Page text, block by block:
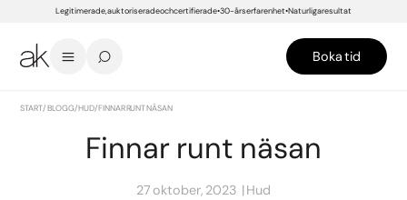
Legitimerade, auktoriserade och certifierade 30-års erfarenhet Naturliga resultat
Boka tid
START/BLOGG/HUD/FINNAR RUNT NÄSAN
Finnar runt näsan
27 oktober, 2023 Hud